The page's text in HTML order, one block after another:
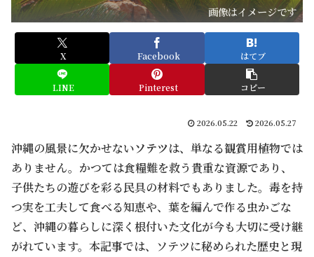
画像はイメージです
X Facebook はてブ
LINE Pinterest コピー
2026.05.22 2026.05.27
沖縄の風景に欠かせないソテツは、単なる観賞用植物では
ありません。かつては食糧難を救う貴重な資源であり、
子供たちの遊びを彩る民具の材料でもありました。毒を持
つ実を工夫して食べる知恵や、葉を編んで作る虫かごな
ど、沖縄の暮らしに深く根付いた文化が今も大切に受け継
がれています。本記事では、ソテツに秘められた歴史と現